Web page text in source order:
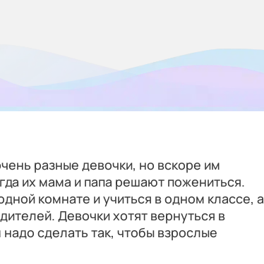
разные девочки, но вскоре им
их мама и папа решают пожениться.
комнате и учиться в одном классе, а
Девочки хотят вернуться в
сделать так, чтобы взрослые